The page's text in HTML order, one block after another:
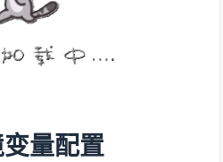
量配置